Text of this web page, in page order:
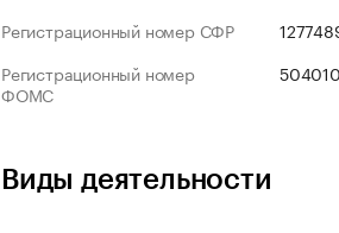
Регистрационный номер СФР
Регистрационный номер
ФОМС
Виды деятельности